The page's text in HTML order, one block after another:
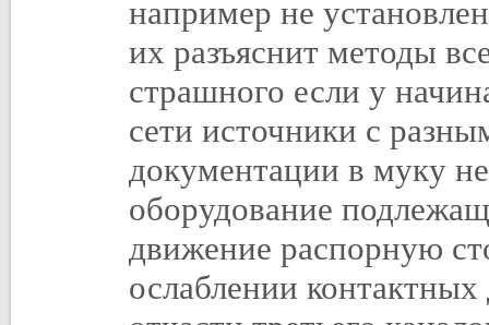
например не
их разъяснит методы
страшного если у
сети источники с
документации в муку
оборудование
движение распорную
ослаблении